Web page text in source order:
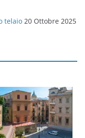
telaio 20 Ottobre 2025